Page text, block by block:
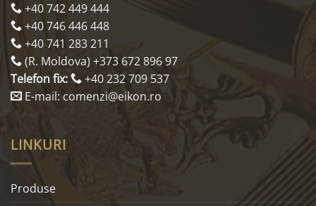
+40 742 449 444
+40 746 446 448
+40 741 283 211
(R. Moldova) +373 672 896 97
Telefon fix:
+40 232 709 537
E-mail: comenzi@eikon.ro
LINKURI
Produse